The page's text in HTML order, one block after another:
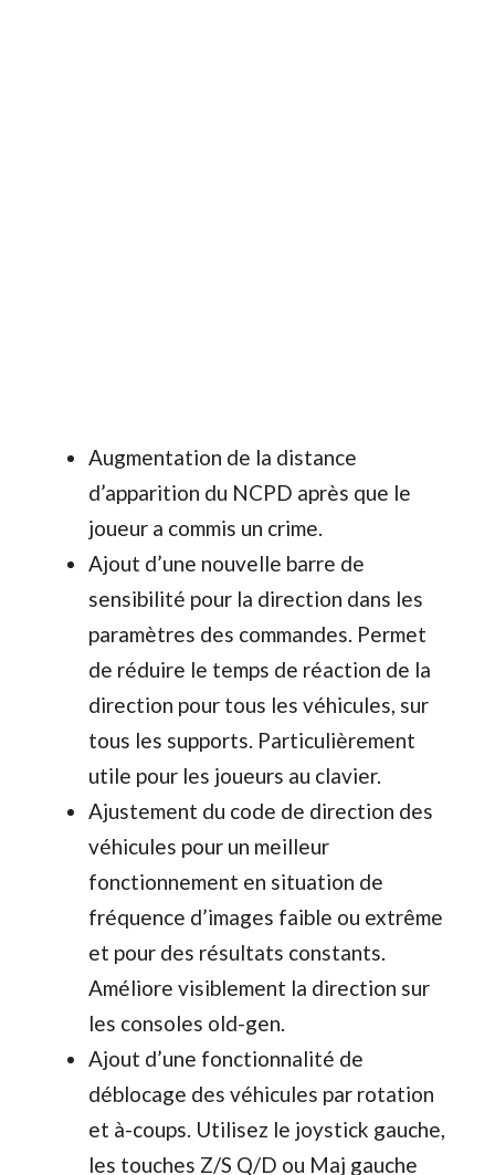
Augmentation de la distance
d’apparition du NCPD après que le
joueur a commis un crime.
Ajout d’une nouvelle barre de
sensibilité pour la direction dans les
paramètres des commandes. Permet
de réduire le temps de réaction de la
direction pour tous les véhicules, sur
tous les supports. Particulièrement
utile pour les joueurs au clavier.
Ajustement du code de direction des
véhicules pour un meilleur
fonctionnement en situation de
fréquence d’images faible ou extrême
et pour des résultats constants.
Améliore visiblement la direction sur
les consoles old-gen.
Ajout d’une fonctionnalité de
déblocage des véhicules par rotation
et à-coups. Utilisez le joystick gauche,
les touches Z/S Q/D ou Maj gauche